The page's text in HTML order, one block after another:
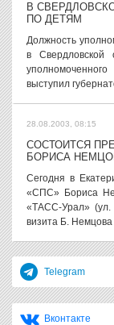
В
ПО ДЕТЯМ
Должность
в Свердловской
выступил
28.08.2003, 08:15
СОСТОИТСЯ
БОРИСА
Сегодня в
«СПС» Бориса
«ТАСС-Урал» (ул.
визита Б. Немцова
Telegram
Вконтакте